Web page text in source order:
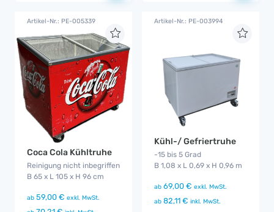
Artikel-Nr.: PE-005339
Coca Cola Kühltruhe
Reinigung nicht inbegriffen
B 65 x L 105 x H 96 cm
ab 59,00 € exkl. MwSt.
Artikel-Nr.: PE-003994
Kühl-/ Gefriertruhe
-15 bis 5 Grad
B 1,08 x L 0,69 x H 0,96 m
ab 69,00 € exkl. MwSt.
ab 82,11 € inkl. MwSt.